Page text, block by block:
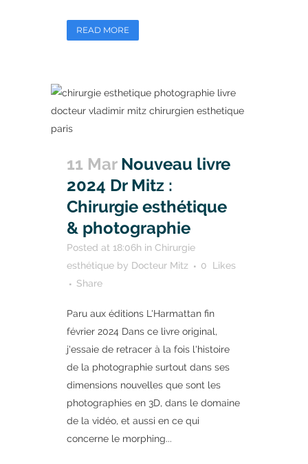
READ MORE
11 Mar Nouveau livre
2024 Dr Mitz :
Chirurgie esthétique
& photographie
Posted at 18:06h in Chirurgie
esthétique by Docteur Mitz 0
Likes
Share
Paru aux éditions L'Harmattan fin
février 2024 Dans ce livre original,
j'essaie de retracer à la fois l'histoire
de la photographie surtout dans ses
dimensions nouvelles que sont les
photographies en 3D, dans le domaine
de la vidéo, et aussi en ce qui
concerne le morphing...